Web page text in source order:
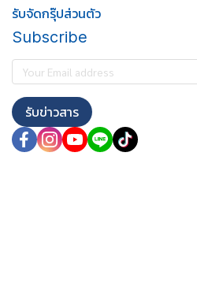
รับจัดกรุ๊ปส่วนตัว
Subscribe
รับข่าวสาร